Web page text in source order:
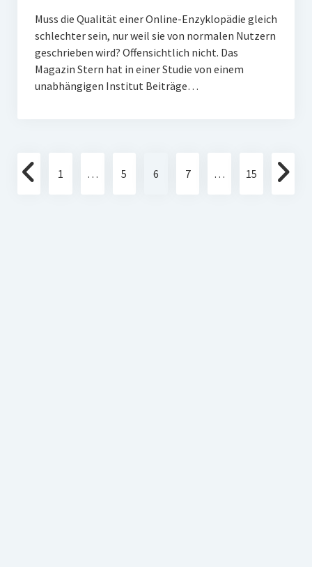
Muss die Qualität einer Online-Enzyklopädie gleich
schlechter sein, nur weil sie von normalen Nutzern
geschrieben wird? Offensichtlich nicht. Das
Magazin Stern hat in einer Studie von einem
unabhängigen Institut Beiträge…
Seitennummerierung
1 … 5 6 7 … 15